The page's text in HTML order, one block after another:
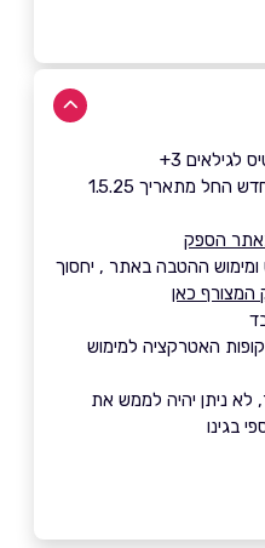
3+
מתאריך 1.5.25
הספק
ההטבה באתר , יחסוך
המצורף כאן
האטרקציה למימוש
לא ניתן יהיה לממש את
בגינו